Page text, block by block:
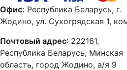
Офис: Республика Беларусь, г.
Жодино, ул. Сухогрядская 1,
Почтовый адрес: 222161,
Республика Беларусь, Минская
область, город Жодино, а/я 9